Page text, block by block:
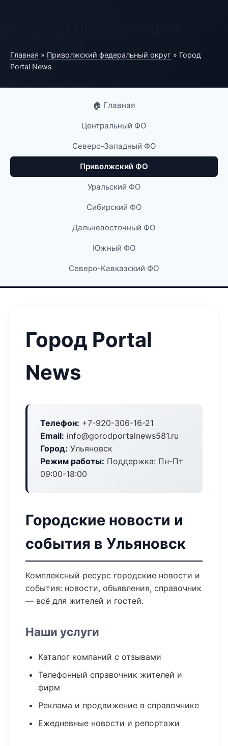
Главная » Приволжский федеральный округ » Город
Portal News
🏠 Главная
Центральный ФО
Северо-Западный ФО
Приволжский ФО
Уральский ФО
Сибирский ФО
Дальневосточный ФО
Южный ФО
Северо-Кавказский ФО
Город Portal
News
Телефон: +7-920-306-16-21
Email: info@gorodportalnews581.ru
Город: Ульяновск
Режим работы: Поддержка: Пн-Пт
09:00-18:00
Городские новости и
события в Ульяновск
Комплексный ресурс городские новости и
события: новости, объявления, справочник
— всё для жителей и гостей.
Наши услуги
Каталог компаний с отзывами
Телефонный справочник жителей и
фирм
Реклама и продвижение в справочнике
Ежедневные новости и репортажи